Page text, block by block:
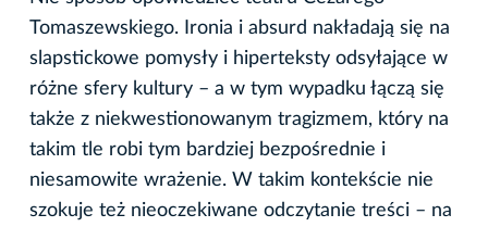
Tomaszewskiego. Ironia i absurd nakładają się na
slapstickowe pomysły i hiperteksty odsyłające w
różne sfery kultury – a w tym wypadku łączą się
także z niekwestionowanym tragizmem, który na
takim tle robi tym bardziej bezpośrednie i
niesamowite wrażenie. W takim kontekście nie
szokuje też nieoczekiwane odczytanie treści – na